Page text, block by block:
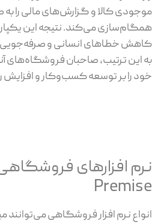
موجودی کالا و گزارش‌های مالی را
همگام‌سازی می‌کند. نتیجه این
کاهش خطاهای انسانی و
به این ترتیب، صاحبان فروشگاه‌های
خود را بر توسعه کسب‌وکار و افزایش
Premise
انواع نرم افزار فروشگاهی می‌توانند